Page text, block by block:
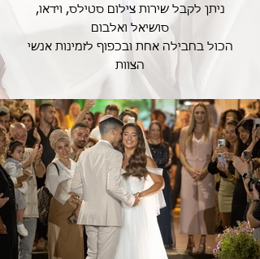
ניתן לקבל שירות צילום סטילס, וידאו,
סושיאל ואלבום
הכול בחבילה אחת ובכפוף לזמינות אנשי
הצוות